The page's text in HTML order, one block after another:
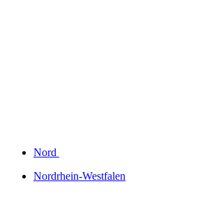
Nord
Nordrhein-Westfalen